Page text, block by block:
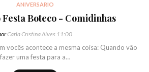
ANIVERSARIO
Boteco - Comidinhas
Carla Cristina Alves 11:00
vocês acontece a mesma coisa: Quando vão
fazer uma festa para a…